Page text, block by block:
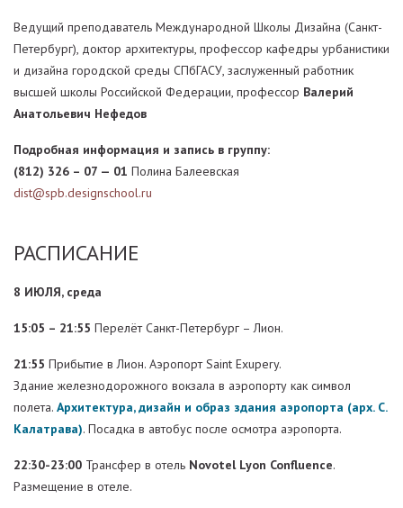
Ведущий преподаватель Международной Школы Дизайна (Санкт-
Петербург), доктор архитектуры, профессор кафедры урбанистики
и дизайна городской среды СПбГАСУ, заслуженный работник
высшей школы Российской Федерации, профессор Валерий
Анатольевич Нефедов
Подробная информация и запись в группу:
(812) 326 – 07 — 01 Полина Балеевская
dist@spb.designschool.ru
РАСПИСАНИЕ
8 ИЮЛЯ, среда
15:05 – 21:55 Перелёт Санкт-Петербург – Лион.
21:55 Прибытие в Лион. Аэропорт Saint Exupery.
Здание железнодорожного вокзала в аэропорту как символ
полета. Архитектура, дизайн и образ здания аэропорта (арх. С.
Калатрава). Посадка в автобус после осмотра аэропорта.
22:30-23:00 Трансфер в отель Novotel Lyon Confluence.
Размещение в отеле.